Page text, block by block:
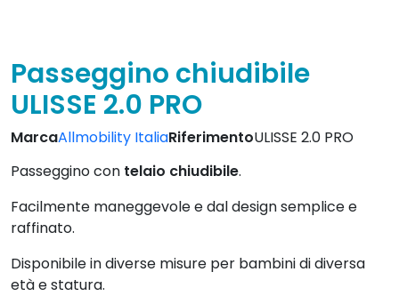
Passeggino chiudibile
ULISSE 2.0 PRO
MarcaAllmobility ItaliaRiferimentoULISSE 2.0 PRO
Passeggino con telaio chiudibile.
Facilmente maneggevole e dal design semplice e
raffinato.
Disponibile in diverse misure per bambini di diversa
età e statura.